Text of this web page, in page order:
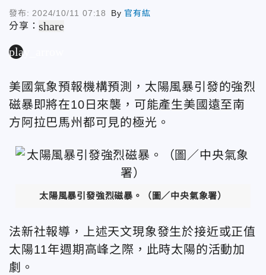
發布: 2024/10/11 07:18 By 官有紘
分享：share
play_arrow
美國氣象預報機構預測，太陽風暴引發的強烈
磁暴即將在10日來襲，可能產生美國遠至南
方阿拉巴馬州都可見的極光。
太陽風暴引發強烈磁暴。（圖／中央氣象署）
法新社報導，上述天文現象發生於接近或正值
太陽11年週期高峰之際，此時太陽的活動加
劇。